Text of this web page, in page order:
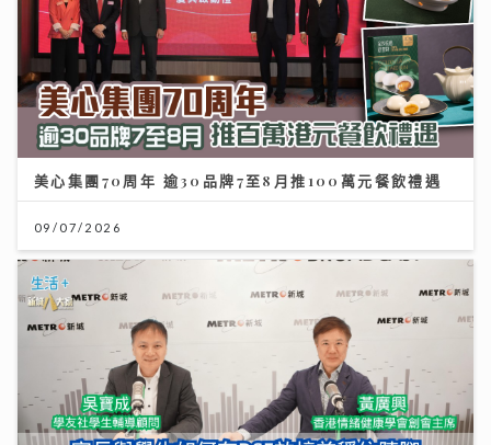
美心集團70周年 逾30品牌7至8月推100萬元餐飲禮遇
09/07/2026